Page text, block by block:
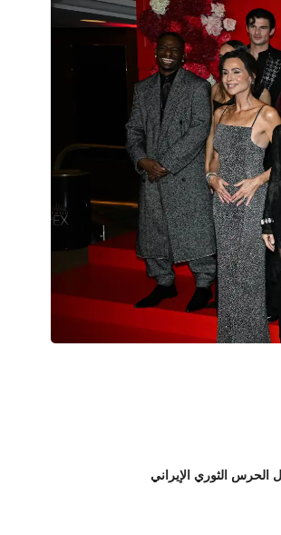
الثوري الإيراني